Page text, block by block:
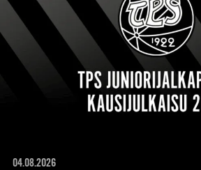
04.08.2026